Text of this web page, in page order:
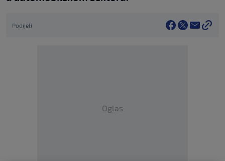
Podijeli
Oglas